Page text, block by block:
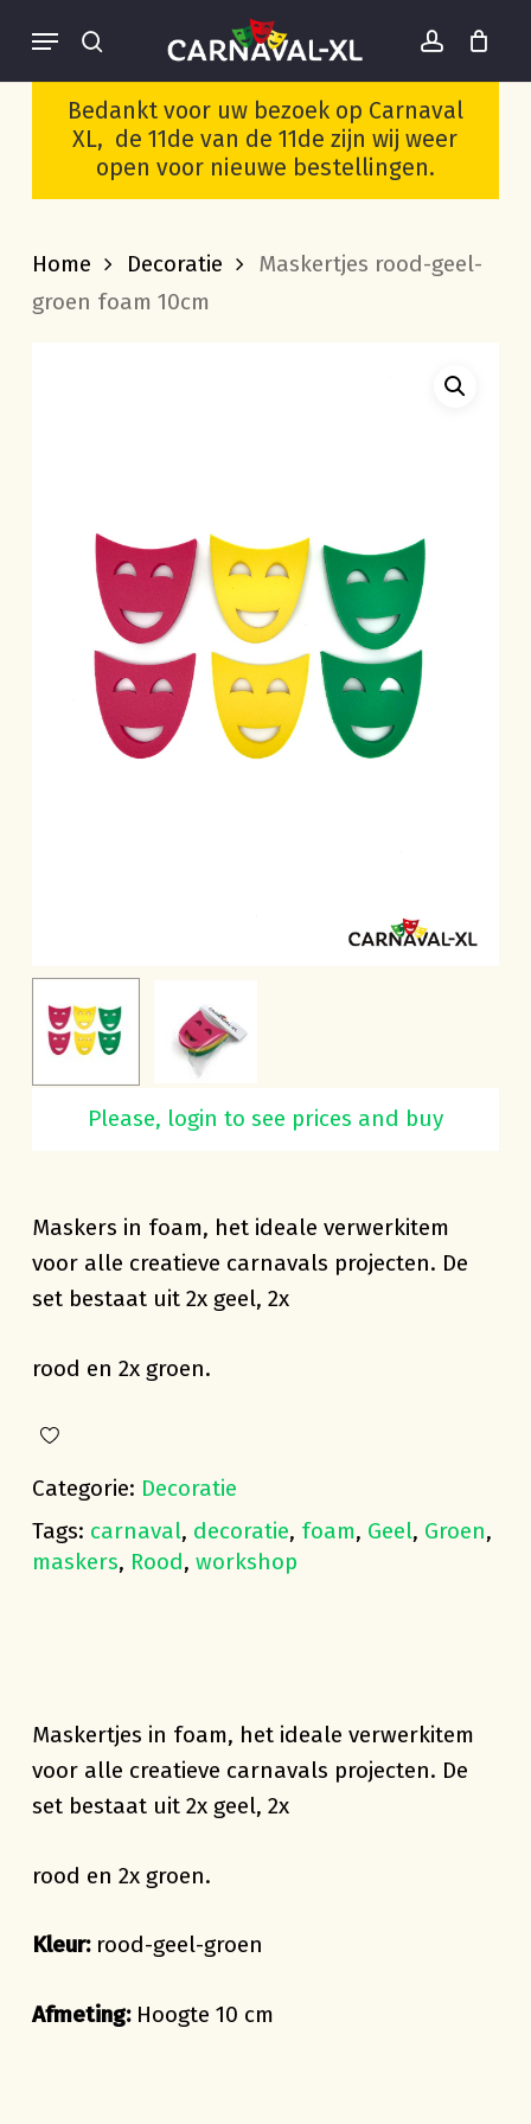
main
content
search account
Menu
Cart Close
Cart
Bedankt voor uw bezoek op Carnaval
XL, de 11de van de 11de zijn wij weer
open voor nieuwe bestellingen.
Home Decoratie
Maskertjes rood-geel-
groen foam 10cm
Maskertjes rood-geel-groen foam 10cm
Please, login to see prices and buy
Maskers in foam, het ideale verwerkitem
voor alle creatieve carnavals projecten. De
set bestaat uit 2x geel, 2x
rood en 2x groen.
Categorie: Decoratie
Tags: carnaval, decoratie, foam, Geel, Groen,
maskers, Rood, workshop
Maskertjes in foam, het ideale verwerkitem
voor alle creatieve carnavals projecten. De
set bestaat uit 2x geel, 2x
rood en 2x groen.
Kleur: rood-geel-groen
Afmeting: Hoogte 10 cm
Wees de eerste om
“Maskertjes rood-geel-
groen foam 10cm” te
beoordelen
beoordeling te plaatsen.